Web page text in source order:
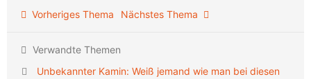
Vorheriges Thema Nächstes Thema
Verwandte Themen
Unbekannter Kamin: Weiß jemand wie man bei diesen